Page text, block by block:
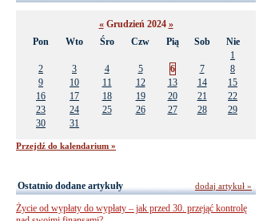
«Grudzień 2024 »
Pon
Wto Śro Czw Pią Sob
Nie
1
2
3 4 5 6 7
8
9
10 11 12 13 14
15
16
17 18 19 20 21
22
23
24 25 26 27 28
29
30
31
Przejdź do kalendarium »
Ostatnio dodane artykuły
Życie od wypłaty do wypłaty – jak przed 30. przejąć kontrolę
dodaj artykuł »